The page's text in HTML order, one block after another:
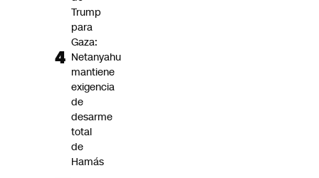
Trump
para
Gaza:
Netanyahu
mantiene
exigencia
de
desarme
total
de
Hamás